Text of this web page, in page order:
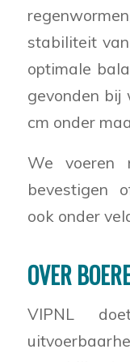
stabiliteit
optimale
gevonden bij
cm onder
We voeren
bevestigen
ook onder
OVER
VIPNL